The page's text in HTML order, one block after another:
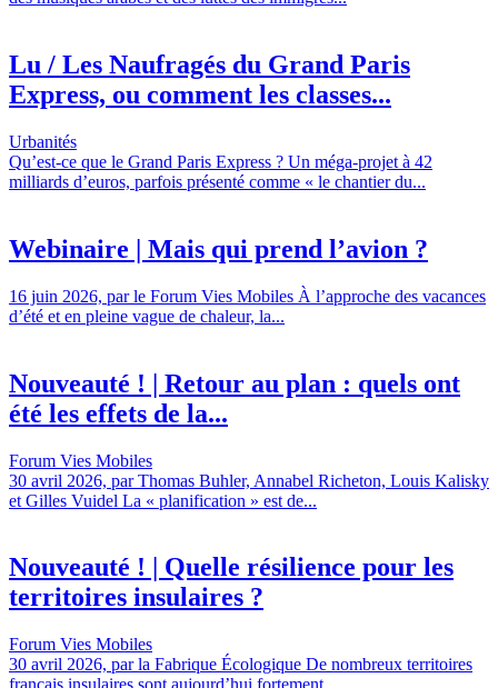
Lu / Les Naufragés du Grand Paris
Express, ou comment les classes...
Urbanités
Qu’est-ce que le Grand Paris Express ? Un méga-projet à 42
milliards d’euros, parfois présenté comme « le chantier du...
Webinaire | Mais qui prend l’avion ?
16 juin 2026, par le Forum Vies Mobiles À l’approche des vacances
d’été et en pleine vague de chaleur, la...
Nouveauté ! | Retour au plan : quels ont
été les effets de la...
Forum Vies Mobiles
30 avril 2026, par Thomas Buhler, Annabel Richeton, Louis Kalisky
et Gilles Vuidel La « planification » est de...
Nouveauté ! | Quelle résilience pour les
territoires insulaires ?
Forum Vies Mobiles
30 avril 2026, par la Fabrique Écologique De nombreux territoires